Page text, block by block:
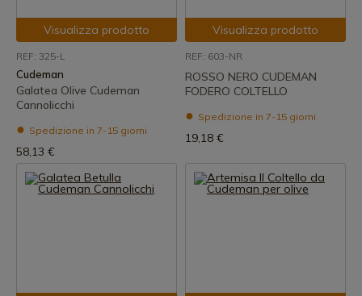
Visualizza prodotto
REF: 325-L
Cudeman
Galatea Olive Cudeman
Cannolicchi
Spedizione in 7-15 giorni
58,13 €
Visualizza prodotto
REF: 603-NR
ROSSO NERO CUDEMAN
FODERO COLTELLO
Spedizione in 7-15 giorni
19,18 €